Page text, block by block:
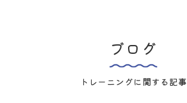
ブログ
トレーニングに関する記事